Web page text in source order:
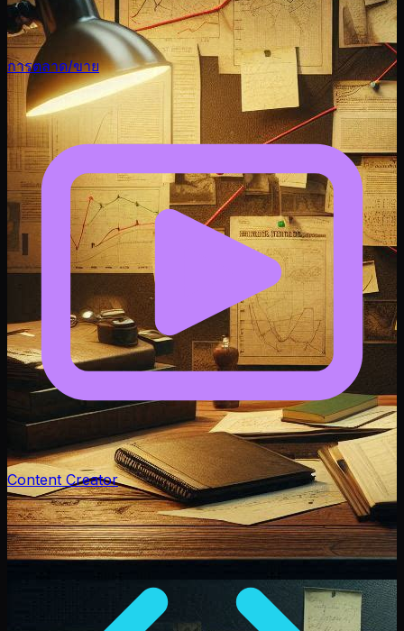
การตลาด/ขาย
Content Creator